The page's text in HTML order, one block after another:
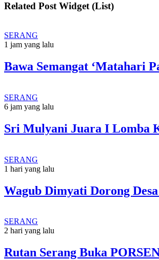
Related Post Widget (List)
SERANG
1 jam yang lalu
Bawa Semangat ‘Matahari
SERANG
6 jam yang lalu
Sri Mulyani Juara I Lomba
SERANG
1 hari yang lalu
Wagub Dimyati Dorong
SERANG
2 hari yang lalu
Rutan Serang Buka